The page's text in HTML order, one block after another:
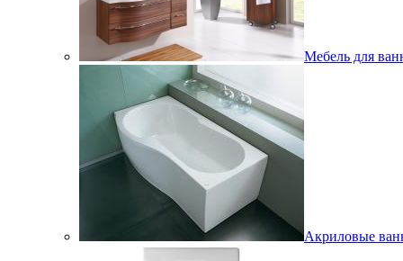
Мебель для
Акриловые